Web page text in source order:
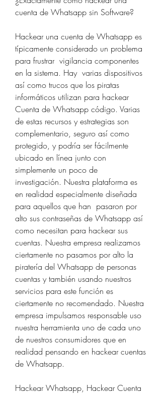
cuenta de Whatsapp sin Software?
Hackear una cuenta de Whatsapp es
típicamente considerado un problema
para frustrar  vigilancia componentes
en la sistema. Hay  varias dispositivos
así como trucos que los piratas
informáticos utilizan para hackear
Cuenta de Whatsapp código. Varias
de estas recursos y estrategias son
complementario, seguro así como
protegido, y podría ser fácilmente
ubicado en línea junto con
simplemente un poco de
investigación. Nuestra plataforma es
en realidad especialmente diseñada
para aquellos que han  pasaron por
alto sus contraseñas de Whatsapp así
como necesitan para hackear sus
cuentas. Nuestra empresa realizamos
ciertamente no pasamos por alto la
piratería del Whatsapp de personas
cuentas y también usando nuestros
servicios para este función es
ciertamente no recomendado. Nuestra
empresa impulsamos responsable uso
nuestra herramienta uno de cada uno
de nuestros consumidores que en
realidad pensando en hackear cuentas
de Whatsapp.
Hackear Whatsapp, Hackear Cuenta